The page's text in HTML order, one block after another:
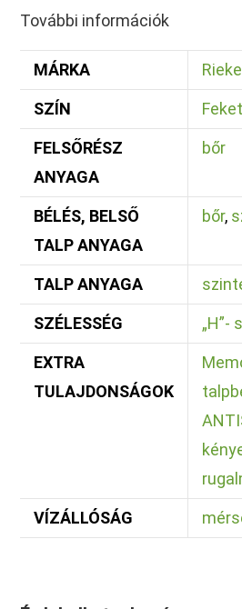
További információk
MÁRKA
SZÍN
FELSŐRÉSZ
ANYAGA
bőr
BÉLÉS, BELSŐ
TALP ANYAGA
bőr,
TALP ANYAGA
SZÉLESSÉG „H”-
EXTRA
TULAJDONSÁGOK
VÍZÁLLÓSÁG